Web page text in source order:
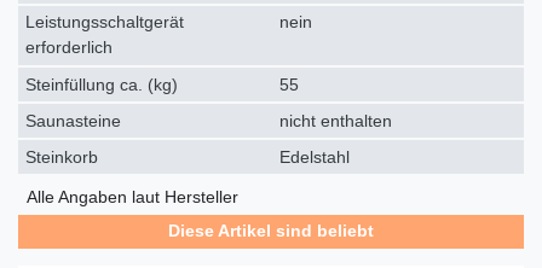
Leistungsschaltgerät
erforderlich
nein
Steinfüllung ca. (kg)
55
Saunasteine
nicht enthalten
Steinkorb
Edelstahl
Alle Angaben laut Hersteller
Diese Artikel sind beliebt